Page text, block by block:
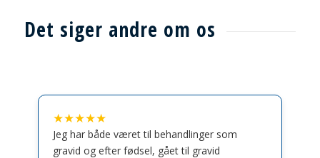
Det siger andre om os
★★★★★
Jeg har både været til behandlinger som
gravid og efter fødsel, gået til gravid